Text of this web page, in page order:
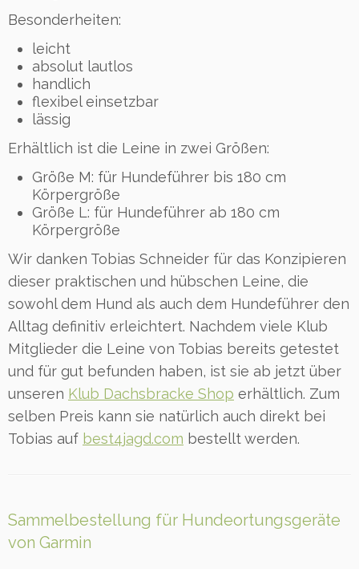
Besonderheiten:
leicht
absolut lautlos
handlich
flexibel einsetzbar
lässig
Erhältlich ist die Leine in zwei Größen:
Größe M: für Hundeführer bis 180 cm
Körpergröße
Größe L: für Hundeführer ab 180 cm
Körpergröße
Wir danken Tobias Schneider für das Konzipieren
dieser praktischen und hübschen Leine, die
sowohl dem Hund als auch dem Hundeführer den
Alltag definitiv erleichtert. Nachdem viele Klub
Mitglieder die Leine von Tobias bereits getestet
und für gut befunden haben, ist sie ab jetzt über
unseren Klub Dachsbracke Shop erhältlich. Zum
selben Preis kann sie natürlich auch direkt bei
Tobias auf best4jagd.com bestellt werden.
Sammelbestellung für Hundeortungsgeräte
von Garmin